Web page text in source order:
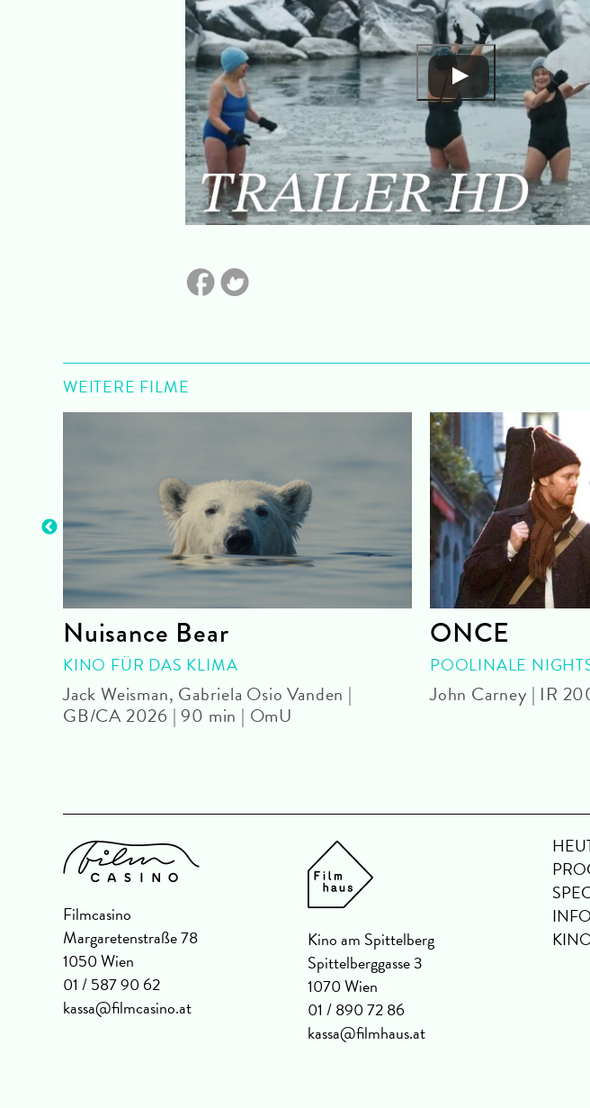
WEITERE FILME
Nuisance Bear
KINO FÜR DAS KLIMA
Jack Weisman, Gabriela Osio Vanden |
GB/CA 2026 | 90 min | OmU
ONCE
POOLINALE
John Carney | IR
Filmcasino
Margaretenstraße 78
1050 Wien
01 / 587 90 62
kassa@filmcasino.at
Kino am Spittelberg
Spittelberggasse 3
1070 Wien
01 / 890 72 86
kassa@filmhaus.at